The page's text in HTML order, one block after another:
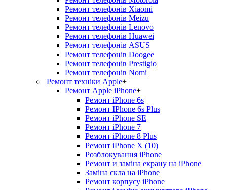
Ремонт телефонів Xiaomi
Ремонт телефонів Meizu
Ремонт телефонів Lenovo
Ремонт телефонів Huawei
Ремонт телефонів ASUS
Ремонт телефонів Doogee
Ремонт телефонів Prestigio
Ремонт телефонів Nomi
Ремонт техніки Apple+
Ремонт Apple iPhone+
Ремонт iPhone 6s
Ремонт IPhone 6s Plus
Ремонт iPhone SE
Ремонт iPhone 7
Ремонт iPhone 8 Plus
Ремонт iPhone X (10)
Розблокування iPhone
Ремонт и заміна екрану на iPhone
Заміна скла на iPhone
Ремонт корпусу iPhone